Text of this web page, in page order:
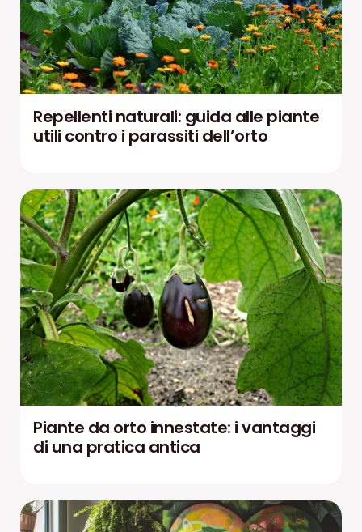
Repellenti naturali: guida alle piante
utili contro i parassiti dell’orto
Piante da orto innestate: i vantaggi
di una pratica antica